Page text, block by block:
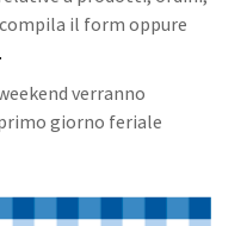
il form oppure
verranno
giorno feriale